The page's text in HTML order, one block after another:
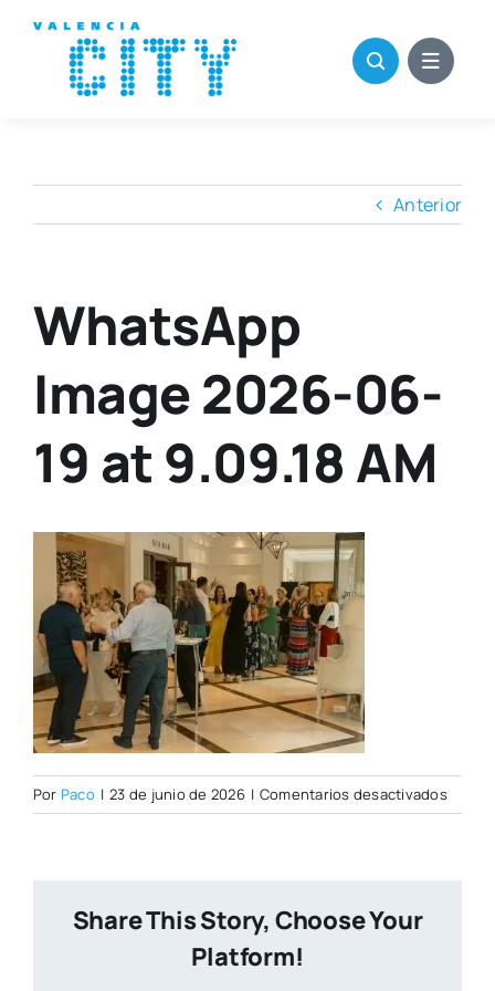
contenido
Anterior
WhatsApp
Image 2026-06-
19 at 9.09.18 AM
Por Paco | 23 de junio de 2026 | Comentarios desactivadosen
Share This Story, Choose Your
Platform!